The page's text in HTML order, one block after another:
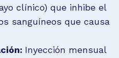
clínico) que inhibe el
sanguíneos que causa
Inyección mensual